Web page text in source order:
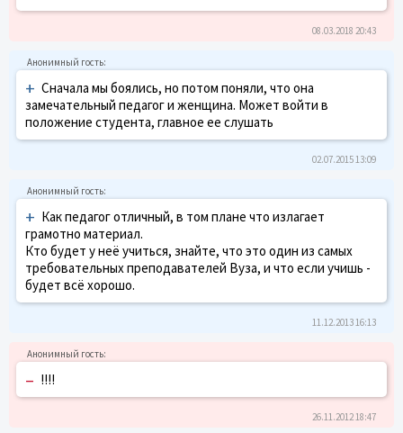
08.03.2018 20:43
+ Сначала мы боялись, но потом поняли, что она
замечательный педагог и женщина. Может войти в
положение студента, главное ее слушать
02.07.2015 13:09
+ Как педагог отличный, в том плане что излагает
грамотно материал.
Кто будет у неё учиться, знайте, что это один из самых
требовательных преподавателей Вуза, и что если учишь -
будет всё хорошо.
11.12.2013 16:13
– !!!!
26.11.2012 18:47